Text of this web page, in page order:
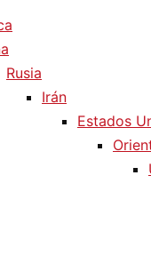
Rusia
Irán
Estados